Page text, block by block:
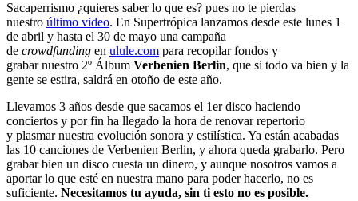
Sacaperrismo ¿quieres saber lo que es? pues no te pierdas
nuestro último video. En Supertrópica lanzamos desde este lunes 1
de abril y hasta el 30 de mayo una campaña
de crowdfunding en ulule.com para recopilar fondos y
grabar nuestro 2º Álbum Verbenien Berlin, que si todo va bien y la
gente se estira, saldrá en otoño de este año.
Llevamos 3 años desde que sacamos el 1er disco haciendo
conciertos y por fin ha llegado la hora de renovar repertorio
y plasmar nuestra evolución sonora y estilística. Ya están acabadas
las 10 canciones de Verbenien Berlin, y ahora queda grabarlo. Pero
grabar bien un disco cuesta un dinero, y aunque nosotros vamos a
aportar lo que esté en nuestra mano para poder hacerlo, no es
suficiente. Necesitamos tu ayuda, sin ti esto no es posible.